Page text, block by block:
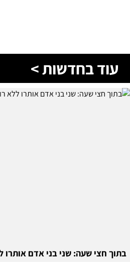
עוד בחדשות >
בתוך חצי שעה: שני בני אדם אותרו